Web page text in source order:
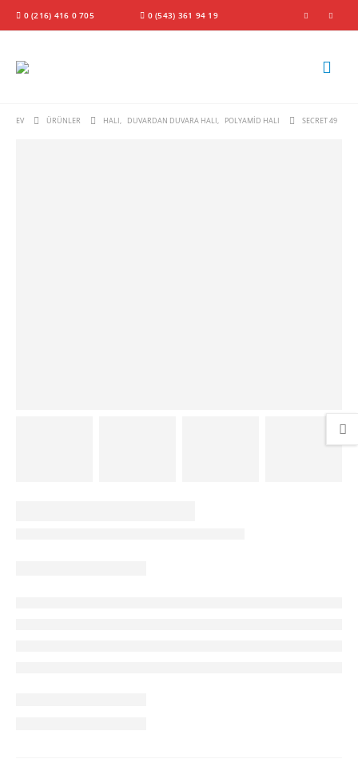
0 (216) 416 0 705 0 (543) 361 94 19
EV ÜRÜNLER HALI, DUVARDAN DUVARA HALI, POLYAMID HALI SECRET 49